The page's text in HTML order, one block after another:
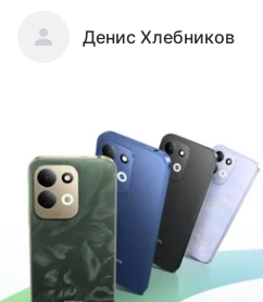
Денис Хлебников